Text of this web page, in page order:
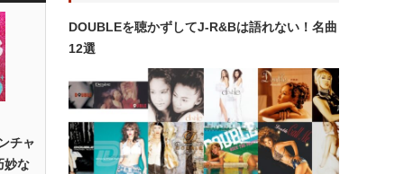
チャ
妙な
DOUBLEを聴かずしてJ-R&Bは語れない！名曲
12選